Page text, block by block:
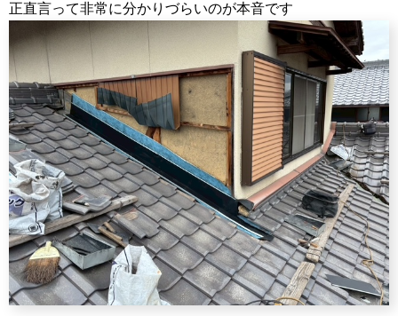
正直言って非常に分かりづらいのが本音です